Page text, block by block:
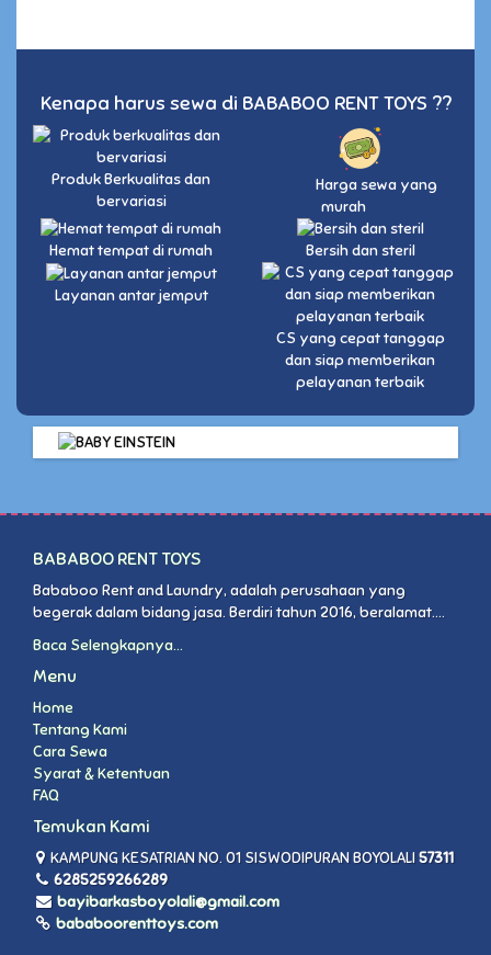
Kenapa harus sewa di BABABOO RENT TOYS ??
Produk Berkualitas dan
bervariasi
Harga sewa yang
murah
Hemat tempat di rumah Bersih dan steril
Layanan antar jemput
CS yang cepat tanggap
dan siap memberikan
pelayanan terbaik
BABABOO RENT TOYS
Bababoo Rent and Laundry, adalah perusahaan yang
begerak dalam bidang jasa. Berdiri tahun 2016, beralamat....
Baca Selengkapnya...
Menu
Home
Tentang Kami
Cara Sewa
Syarat & Ketentuan
FAQ
Temukan Kami
KAMPUNG KESATRIAN NO. 01 SISWODIPURAN BOYOLALI57311
6285259266289
bayibarkasboyolali@gmail.com
bababoorenttoys.com